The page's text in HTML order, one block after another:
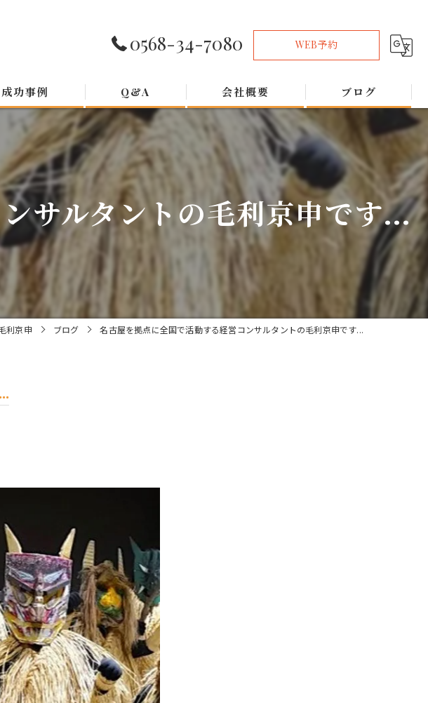
0568-34-7080 WEB予約
成功事例 Q&A 会社概要 ブログ
サルタントの毛利京申です...
利京申 ブログ 名古屋を拠点に全国で活動する経営コンサルタントの毛利京申です...